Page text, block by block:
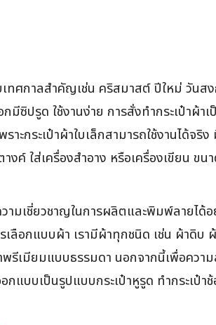
ศกาลสำคัญเช่น คริสมาสต์ ปีใหม่ วันสง
ซิปรูด ใช้งานง่าย การสั่งทำกระเป๋าผ้า
ะกระเป๋าผ้าใบเล็กสามารถใช้งานได้จ
ค์ ใส่เครื่องสำอาง หรือเครื่องเขียน ขน
ามเชี่ยวชาญในการผลิตและพิมพ์ลายไ
เลือกแบบผ้า เรามีผ้าทุกชนิด เช่น ผ้าดิ
เมียมแบบธรรมดา นอกจากนี้เพื่อความ
แบบเป็นรูปแบบกระเป๋าหูรูด ทำกระเป๋